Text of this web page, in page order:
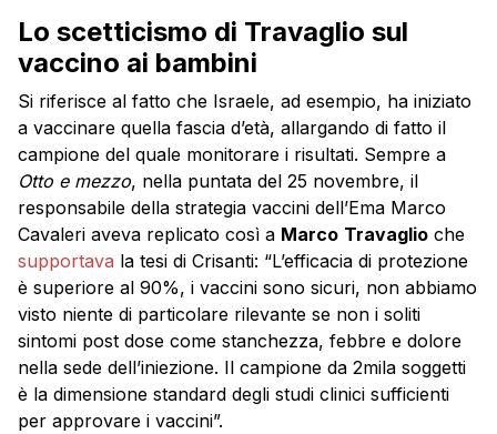
Lo scetticismo di Travaglio sul
vaccino ai bambini
Si riferisce al fatto che Israele, ad esempio, ha iniziato
a vaccinare quella fascia d’età, allargando di fatto il
campione del quale monitorare i risultati. Sempre a
Otto e mezzo, nella puntata del 25 novembre, il
responsabile della strategia vaccini dell’Ema Marco
Cavaleri aveva replicato così a Marco Travaglio che
supportava la tesi di Crisanti: “L’efficacia di protezione
è superiore al 90%, i vaccini sono sicuri, non abbiamo
visto niente di particolare rilevante se non i soliti
sintomi post dose come stanchezza, febbre e dolore
nella sede dell’iniezione. Il campione da 2mila soggetti
è la dimensione standard degli studi clinici sufficienti
per approvare i vaccini”.